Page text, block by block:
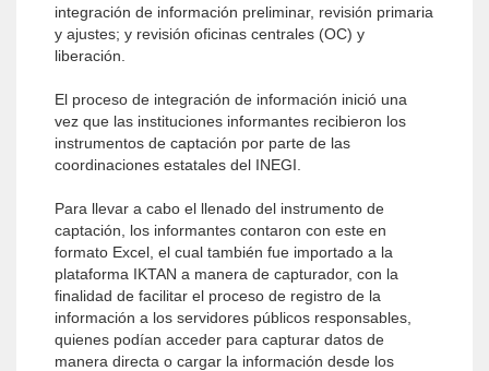
integración de información preliminar, revisión primaria
y ajustes; y revisión oficinas centrales (OC) y
liberación.
El proceso de integración de información inició una
vez que las instituciones informantes recibieron los
instrumentos de captación por parte de las
coordinaciones estatales del INEGI.
Para llevar a cabo el llenado del instrumento de
captación, los informantes contaron con este en
formato Excel, el cual también fue importado a la
plataforma IKTAN a manera de capturador, con la
finalidad de facilitar el proceso de registro de la
información a los servidores públicos responsables,
quienes podían acceder para capturar datos de
manera directa o cargar la información desde los